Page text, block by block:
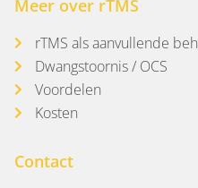
Meer over rTMS
rTMS als aanvullende
Dwangstoornis / OCS
Voordelen
Kosten
Contact